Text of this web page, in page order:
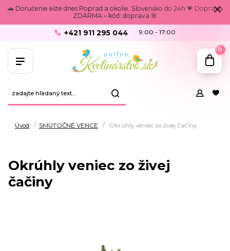
🚗 Doručenie ešte dnes Poprad a okolie. Slovensko do 24h 💗 Doprava
ZDARMA – kód: doprava 🌸
+421 911 295 044 9:00 - 17:00
0
Úvod SMÚTOČNÉ VENCE Okrúhly veniec zo živej čačiny
Okrúhly veniec zo živej
čačiny